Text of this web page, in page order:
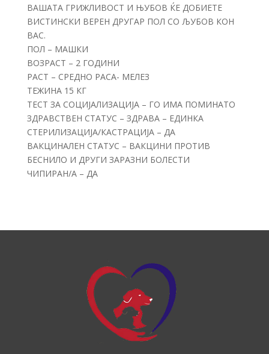
ВАШАТА ГРИЖЛИВОСТ И ЊУБОВ ЌЕ ДОБИЕТЕ
ВИСТИНСКИ ВЕРЕН ДРУГАР ПОЛ СО ЉУБОВ КОН
ВАС.
ПОЛ – МАШКИ
ВОЗРАСТ – 2 ГОДИНИ
РАСТ – СРЕДНО РАСА- МЕЛЕЗ
ТЕЖИНА 15 КГ
ТЕСТ ЗА СОЦИЈАЛИЗАЦИЈА – ГО ИМА ПОМИНАТО
ЗДРАВСТВЕН СТАТУС – ЗДРАВА – ЕДИНКА
СТЕРИЛИЗАЦИЈА/КАСТРАЦИЈА – ДА
ВАКЦИНАЛЕН СТАТУС – ВАКЦИНИ ПРОТИВ
БЕСНИЛО И ДРУГИ ЗАРАЗНИ БОЛЕСТИ
ЧИПИРАН/А – ДА